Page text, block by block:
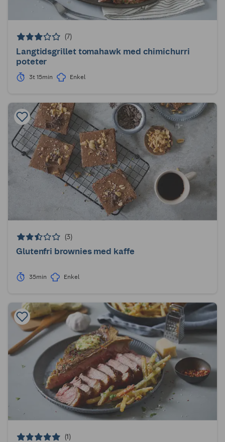
(7)
Langtidsgrillet tomahawk med chimichurri
poteter
3t 15min Enkel
(3)
Glutenfri brownies med kaffe
35min Enkel
(1)